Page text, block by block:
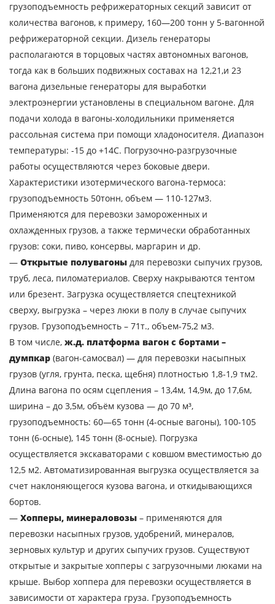
грузоподъемность рефрижераторных секций зависит от
количества вагонов, к примеру, 160—200 тонн у 5-вагонной
рефрижераторной секции. Дизель генераторы
располагаются в торцовых частях автономных вагонов,
тогда как в больших подвижных составах на 12,21,и 23
вагона дизельные генераторы для выработки
электроэнергии установлены в специальном вагоне. Для
подачи холода в вагоны-холодильники применяется
рассольная система при помощи хладоносителя. Диапазон
температуры: -15 до +14С. Погрузочно-разгрузочные
работы осуществляются через боковые двери.
Характеристики изотермического вагона-термоса:
грузоподъемность 50тонн, объем — 110-127м3.
Применяются для перевозки замороженных и
охлажденных грузов, а также термически обработанных
грузов: соки, пиво, консервы, маргарин и др.
— Открытые полувагоны для перевозки сыпучих грузов,
труб, леса, пиломатериалов. Сверху накрываются тентом
или брезент. Загрузка осуществляется спецтехникой
сверху, выгрузка – через люки в полу в случае сыпучих
грузов. Грузоподъемность – 71т., объем-75,2 м3.
В том числе, ж.д. платформа вагон с бортами –
думпкар (вагон-самосвал) — для перевозки насыпных
грузов (угля, грунта, песка, щебня) плотностью 1,8-1,9 тм2.
Длина вагона по осям сцепления – 13,4м, 14,9м, до 17,6м,
ширина – до 3,5м, объём кузова — до 70 м³,
грузоподъемность: 60—65 тонн (4-осные вагоны), 100-105
тонн (6-осные), 145 тонн (8-осные). Погрузка
осуществляется экскаваторами с ковшом вместимостью до
12,5 м2. Автоматизированная выгрузка осуществляется за
счет наклоняющегося кузова вагона, и откидывающихся
бортов.
— Хопперы, минераловозы – применяются для
перевозки насыпных грузов, удобрений, минералов,
зерновых культур и других сыпучих грузов. Существуют
открытые и закрытые хопперы с загрузочными люками на
крыше. Выбор хоппера для перевозки осуществляется в
зависимости от характера груза. Грузоподъемность